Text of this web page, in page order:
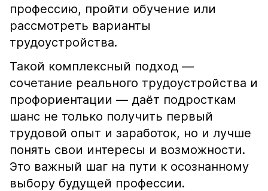
профессию, пройти обучение или
рассмотреть варианты
трудоустройства.
Такой комплексный подход —
сочетание реального трудоустройства и
профориентации — даёт подросткам
шанс не только получить первый
трудовой опыт и заработок, но и лучше
понять свои интересы и возможности.
Это важный шаг на пути к осознанному
выбору будущей профессии.